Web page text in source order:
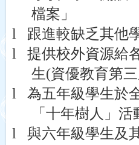
檔案」
l
跟進較缺乏其他
l
提供校外資源給
生(資優教育第
l
為五年級學生於
「十年樹人」活
l
與六年級學生及